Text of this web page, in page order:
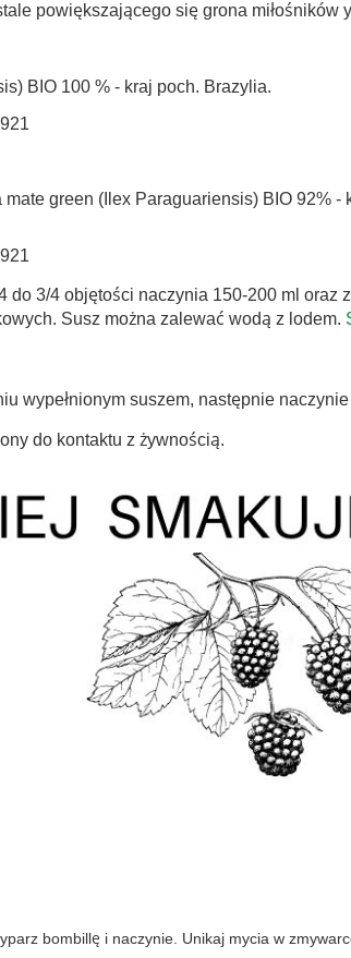
powiększającego się grona miłośników
BIO 100 % - kraj poch. Brazylia.
green (Ilex Paraguariensis) BIO 92%
do 3/4 objętości naczynia 150-200 ml oraz
Susz można zalewać wodą z lodem.
wypełnionym suszem, następnie naczynie
do kontaktu z żywnością.
bombillę i naczynie. Unikaj mycia w